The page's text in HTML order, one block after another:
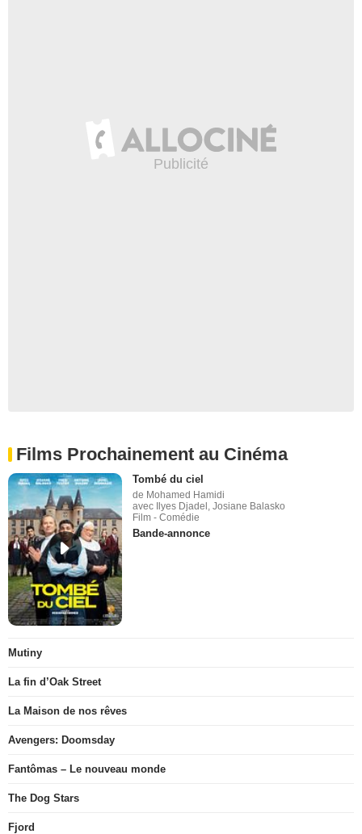
Films Prochainement au Cinéma
Tombé du ciel
de Mohamed Hamidi
avec Ilyes Djadel, Josiane Balasko
Film - Comédie
Bande-annonce
Mutiny
La fin d’Oak Street
La Maison de nos rêves
Avengers: Doomsday
Fantômas – Le nouveau monde
The Dog Stars
Fjord